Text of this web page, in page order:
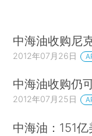
中海油收购尼
2012年07月26日
中海油收购仍
2012年07月25日
中海油：151